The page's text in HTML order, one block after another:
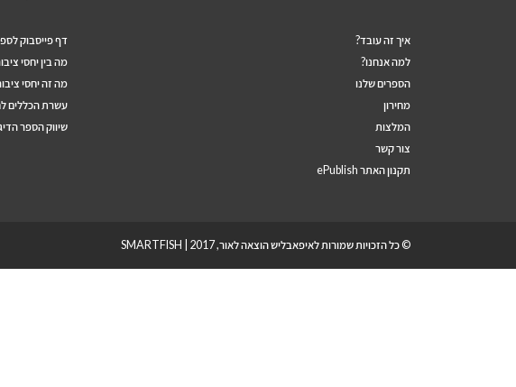
איך זה עובד?
למה אנחנו?
הספרים שלנו
מחירון
המלצות
צור קשר
תקנון האתר ePublish
דף פייסבוק
מה בין יחסי
מה זה יחסי
עשרת הכללים
שיווק הספר
© כל הזכויות שמורות לאיפאבליש הוצאה לאור, 2017 | SMARTFISH